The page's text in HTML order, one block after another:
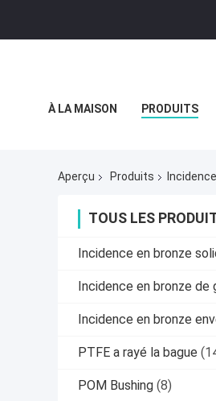
À LA MAISON PRODUITS
Aperçu Produits
TOUS LES
Incidence en bronze
Incidence en bronze de
Incidence en bronze
PTFE a rayé la bague
POM Bushing (8)